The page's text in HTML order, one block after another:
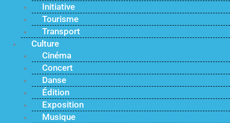
Initiative
Tourisme
Transport
Culture
Cinéma
Concert
Danse
Édition
Exposition
Musique